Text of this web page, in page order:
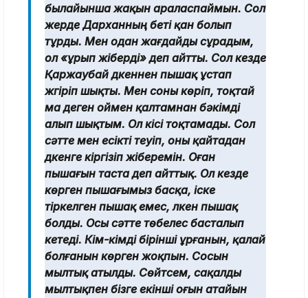
былайынша жақын араласпаймын. Сол
жерде Дарханның беті қан болып
тұрды. Мен одан жағдайды сұрадым,
ол «ұрып жіберді» деп айтты. Сол кезде
Қаржаубай дүкеннен пышақ ұстап
жүгіріп шықты. Мен соны көріп, тоқтай
ма деген оймен қалтамнан бәкімді
алып шықтым. Ол кісі тоқтамады. Сол
сәтте мен есікті теуіп, оны қайтадан
дүкенге кіргізіп жіберемін. Оған
пышағын таста деп айттық. Ол кезде
көрген пышағымыз басқа, іске
тіркелген пышақ емес, үлкен пышақ
болды. Осы сәтте төбелес басталып
кетеді. Кім-кімді бірінші ұрғанын, қалай
болғанын көрген жоқпын. Сосын
мылтық атылды. Сөйтсем, сақалды
мылтықпен бізге екінші оғын атайын